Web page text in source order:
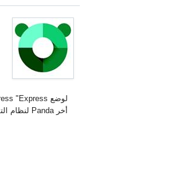
أخر Panda لنظام التشغيل Windows 7 العربية.